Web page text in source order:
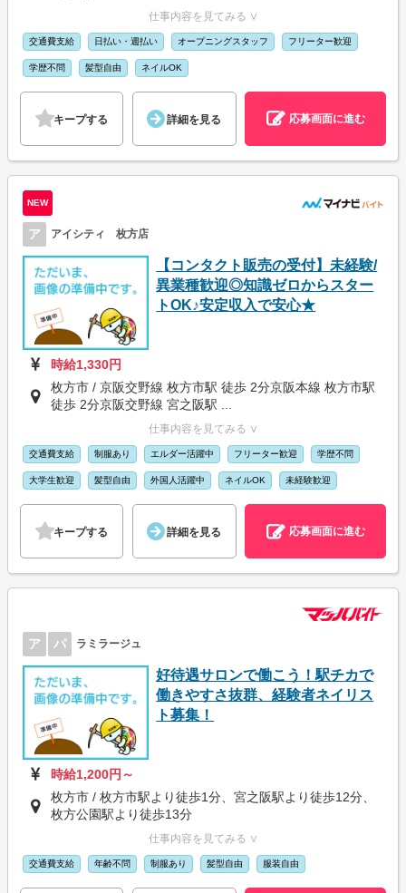
仕事内容を見てみる ∨
交通費支給 日払い・週払い オープニングスタッフ フリーター歓迎
学歴不問 髪型自由 ネイルOK
キープする 詳細を見る 応募画面に進む
NEW
ア アイシティ 枚方店
【コンタクト販売の受付】未経験/
異業種歓迎◎知識ゼロからスター
トOK♪安定収入で安心★
時給1,330円
枚方市 / 京阪交野線 枚方市駅 徒歩 2分京阪本線 枚方市駅
徒歩 2分京阪交野線 宮之阪駅 ...
仕事内容を見てみる ∨
交通費支給 制服あり エルダー活躍中 フリーター歓迎 学歴不問
大学生歓迎 髪型自由 外国人活躍中 ネイルOK 未経験歓迎
キープする 詳細を見る 応募画面に進む
ア パ ラミラージュ
好待遇サロンで働こう！駅チカで
働きやすさ抜群、経験者ネイリス
ト募集！
時給1,200円～
枚方市 / 枚方市駅より徒歩1分、宮之阪駅より徒歩12分、
枚方公園駅より徒歩13分
仕事内容を見てみる ∨
交通費支給 年齢不問 制服あり 髪型自由 服装自由